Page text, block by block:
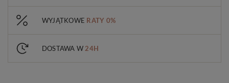
WYJĄTKOWE RATY 0%
DOSTAWA W 24H